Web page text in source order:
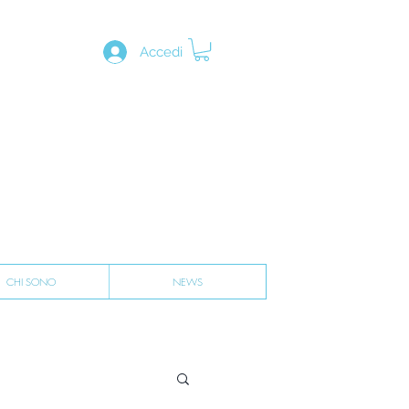
Accedi
CHI SONO NEWS